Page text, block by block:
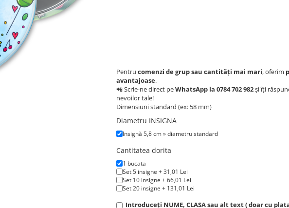
Pentru comenzi de grup sau cantități mai mari, oferim
avantajoase.
📲 Scrie-ne direct peWhatsApp la 0784 702 982și îți
nevoilor tale!
Dimensiuni standard (ex: 58 mm)
Diametru INSIGNA
Insignă 5,8 cm » diametru standard
Cantitatea dorita
1 bucata
Set 5 insigne + 31,01 Lei
Set 10 insigne + 66,01 Lei
Set 20 insigne + 131,01 Lei
Introduceți NUME, CLASA sau alt text ( doar cu